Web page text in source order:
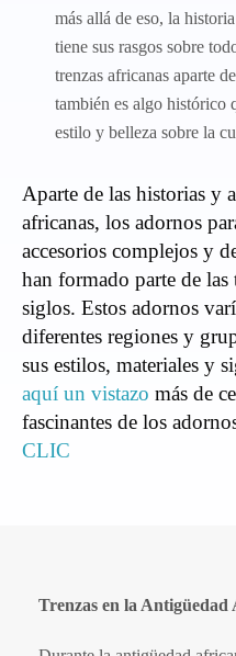
más allá de eso, la
tiene sus rasgos sobre
trenzas africanas aparte
también es algo histórico
estilo y belleza sobre la
Aparte de las historias y
africanas, los adornos
accesorios complejos y
han formado parte de
siglos. Estos adornos
diferentes regiones y
sus estilos, materiales y
aquí un vistazo más de
fascinantes de los
CLIC
Trenzas en la Antigüedad